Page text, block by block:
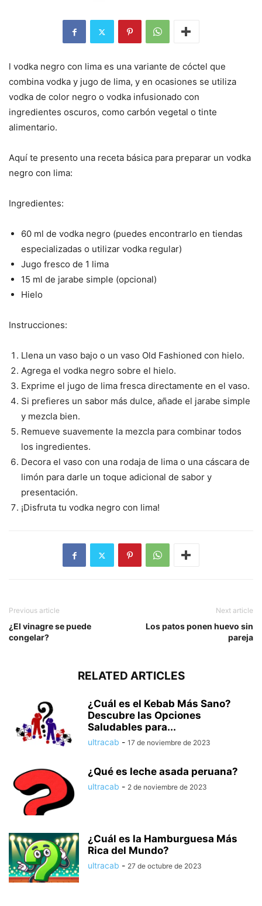
l vodka negro con lima es una variante de cóctel que
combina vodka y jugo de lima, y en ocasiones se utiliza
vodka de color negro o vodka infusionado con
ingredientes oscuros, como carbón vegetal o tinte
alimentario.
Aquí te presento una receta básica para preparar un vodka
negro con lima:
Ingredientes:
60 ml de vodka negro (puedes encontrarlo en tiendas
especializadas o utilizar vodka regular)
Jugo fresco de 1 lima
15 ml de jarabe simple (opcional)
Hielo
Instrucciones:
Llena un vaso bajo o un vaso Old Fashioned con hielo.
Agrega el vodka negro sobre el hielo.
Exprime el jugo de lima fresca directamente en el vaso.
Si prefieres un sabor más dulce, añade el jarabe simple
y mezcla bien.
Remueve suavemente la mezcla para combinar todos
los ingredientes.
Decora el vaso con una rodaja de lima o una cáscara de
limón para darle un toque adicional de sabor y
presentación.
¡Disfruta tu vodka negro con lima!
Previous article
¿El vinagre se puede
congelar?
Next article
Los patos ponen huevo sin
pareja
RELATED ARTICLES
¿Cuál es el Kebab Más Sano?
Descubre las Opciones
Saludables para...
ultracab - 17 de noviembre de 2023
¿Qué es leche asada peruana?
ultracab - 2 de noviembre de 2023
¿Cuál es la Hamburguesa Más
Rica del Mundo?
ultracab - 27 de octubre de 2023